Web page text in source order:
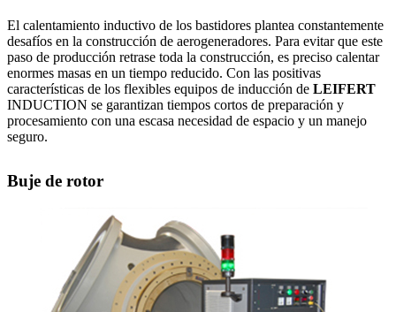
El calentamiento inductivo de los bastidores plantea constantemente
desafíos en la construcción de aerogeneradores. Para evitar que este
paso de producción retrase toda la construcción, es preciso calentar
enormes masas en un tiempo reducido. Con las positivas
características de los flexibles equipos de inducción de LEIFERT
INDUCTION se garantizan tiempos cortos de preparación y
procesamiento con una escasa necesidad de espacio y un manejo
seguro.
Buje de rotor